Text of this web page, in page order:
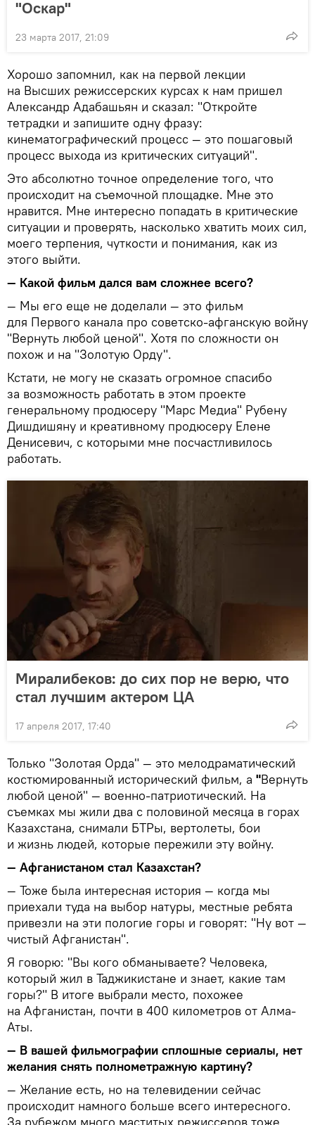
"Оскар"
23 марта 2017, 21:09
Хорошо запомнил, как на первой лекции
на Высших режиссерских курсах к нам пришел
Александр Адабашьян и сказал: "Откройте
тетрадки и запишите одну фразу:
кинематографический процесс — это пошаговый
процесс выхода из критических ситуаций".
Это абсолютно точное определение того, что
происходит на съемочной площадке. Мне это
нравится. Мне интересно попадать в критические
ситуации и проверять, насколько хватить моих сил,
моего терпения, чуткости и понимания, как из
этого выйти.
— Какой фильм дался вам сложнее всего?
— Мы его еще не доделали — это фильм
для Первого канала про советско-афганскую войну
"Вернуть любой ценой". Хотя по сложности он
похож и на "Золотую Орду".
Кстати, не могу не сказать огромное спасибо
за возможность работать в этом проекте
генеральному продюсеру "Марс Медиа" Рубену
Дишдишяну и креативному продюсеру Елене
Денисевич, с которыми мне посчастливилось
работать.
Миралибеков: до сих пор не верю, что
стал лучшим актером ЦА
17 апреля 2017, 17:40
Только "Золотая Орда" — это мелодраматический
костюмированный исторический фильм, а "Вернуть
любой ценой" — военно-патриотический. На
съемках мы жили два с половиной месяца в горах
Казахстана, снимали БТРы, вертолеты, бои
и жизнь людей, которые пережили эту войну.
— Афганистаном стал Казахстан?
— Тоже была интересная история — когда мы
приехали туда на выбор натуры, местные ребята
привезли на эти пологие горы и говорят: "Ну вот —
чистый Афганистан".
Я говорю: "Вы кого обманываете? Человека,
который жил в Таджикистане и знает, какие там
горы?" В итоге выбрали место, похожее
на Афганистан, почти в 400 километров от Алма-
Аты.
— В вашей фильмографии сплошные сериалы, нет
желания снять полнометражную картину?
— Желание есть, но на телевидении сейчас
происходит намного больше всего интересного.
За рубежом много маститых режиссеров тоже